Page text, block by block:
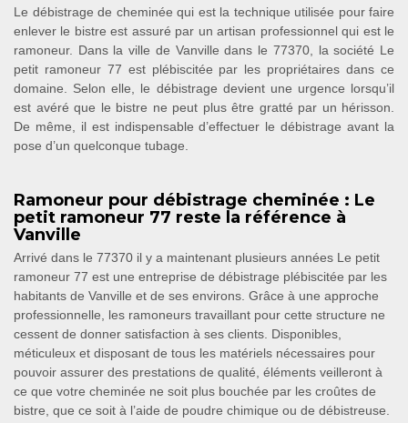
Le débistrage de cheminée qui est la technique utilisée pour faire
enlever le bistre est assuré par un artisan professionnel qui est le
ramoneur. Dans la ville de Vanville dans le 77370, la société Le
petit ramoneur 77 est plébiscitée par les propriétaires dans ce
domaine. Selon elle, le débistrage devient une urgence lorsqu’il
est avéré que le bistre ne peut plus être gratté par un hérisson.
De même, il est indispensable d’effectuer le débistrage avant la
pose d’un quelconque tubage.
Ramoneur pour débistrage cheminée : Le
petit ramoneur 77 reste la référence à
Vanville
Arrivé dans le 77370 il y a maintenant plusieurs années Le petit
ramoneur 77 est une entreprise de débistrage plébiscitée par les
habitants de Vanville et de ses environs. Grâce à une approche
professionnelle, les ramoneurs travaillant pour cette structure ne
cessent de donner satisfaction à ses clients. Disponibles,
méticuleux et disposant de tous les matériels nécessaires pour
pouvoir assurer des prestations de qualité, éléments veilleront à
ce que votre cheminée ne soit plus bouchée par les croûtes de
bistre, que ce soit à l’aide de poudre chimique ou de débistreuse.